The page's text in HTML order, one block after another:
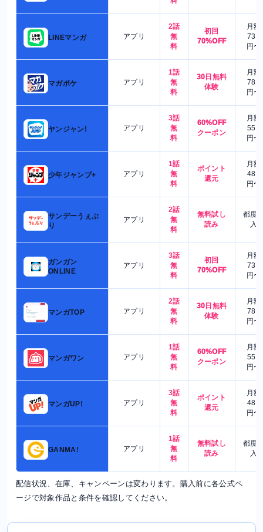
LINEマンガ アプリ
2話
無
料
初回
70%OFF
月額
730
円〜
マガポケ アプリ
1話
無
料
30日無料
体験
月額
780
円〜
ヤンジャン! アプリ
3話
無
料
60%OFF
クーポン
月額
550
円〜
少年ジャンプ+ アプリ
1話
無
料
ポイント
還元
月額
480
円〜
サンデーうぇぶ
り
アプリ
2話
無
料
無料試し
読み
都度
入
ガンガン
ONLINE
アプリ
3話
無
料
初回
70%OFF
月額
730
円〜
マンガTOP アプリ
2話
無
料
30日無料
体験
月額
780
円〜
マンガワン アプリ
1話
無
料
60%OFF
クーポン
月額
550
円〜
マンガUP! アプリ
3話
無
料
ポイント
還元
月額
480
円〜
GANMA! アプリ
1話
無
料
無料試し
読み
都度
入
配信状況、在庫、キャンペーンは変わります。購入前に各公式ペ
ージで対象作品と条件を確認してください。